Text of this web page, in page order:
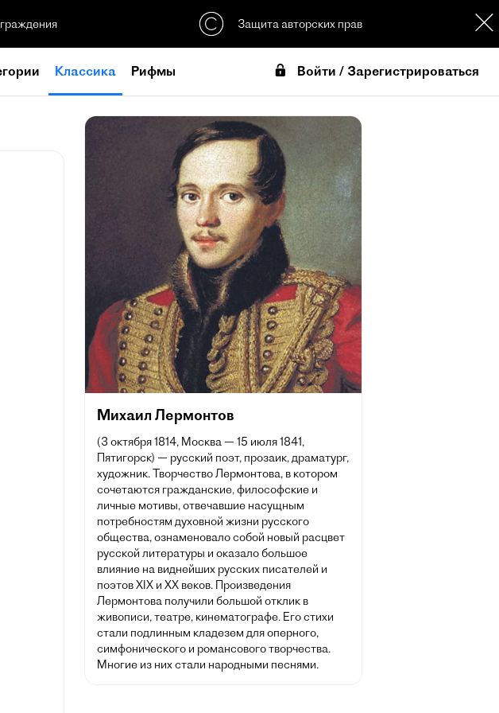
Защита авторских прав
Классика Рифмы Войти / Зарегистрироваться
Михаил Лермонтов
(3 октября 1814, Москва — 15 июля 1841,
Пятигорск) — русский поэт, прозаик, драматург,
художник. Творчество Лермонтова, в котором
сочетаются гражданские, философские и
личные мотивы, отвечавшие насущным
потребностям духовной жизни русского
общества, ознаменовало собой новый расцвет
русской литературы и оказало большое
влияние на виднейших русских писателей и
поэтов XIX и XX веков. Произведения
Лермонтова получили большой отклик в
живописи, театре, кинематографе. Его стихи
стали подлинным кладезем для оперного,
симфонического и романсового творчества.
Многие из них стали народными песнями.